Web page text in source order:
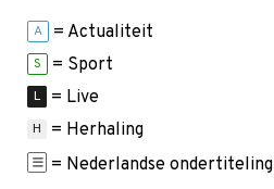
A = Actualiteit
S = Sport
L = Live
H
= Herhaling
= Nederlandse ondertiteling